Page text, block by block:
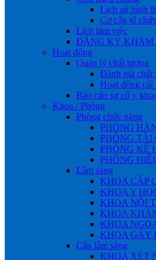
Lịch sử hình
Cơ cấu tổ
Lịch làm việc
ĐĂNG KÝ KHÁM
Hoạt động
Quản lý chất lượng
Đánh giá chất
Hoạt động cải
Báo cáo sự cố y
Khoa / Phòng
Phòng chức năng
PHÒNG
PHÒNG TÀI
PHÒNG KẾ
PHÒNG
Lâm sàng
KHOA CẤP
KHOA Y
KHOA NỘI
KHOA
KHOA
KHOA GÂY
Cận lâm sàng
KHOA XÉT